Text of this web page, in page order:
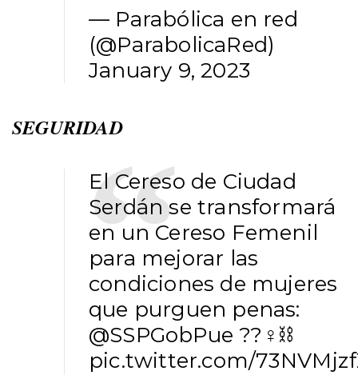
— Parabólica en red
(@ParabolicaRed)
January 9, 2023
SEGURIDAD
El Cereso de Ciudad
Serdán se transformará
en un Cereso Femenil
para mejorar las
condiciones de mujeres
que purguen penas:
@SSPGobPue ??‍♀️⛓️
pic.twitter.com/